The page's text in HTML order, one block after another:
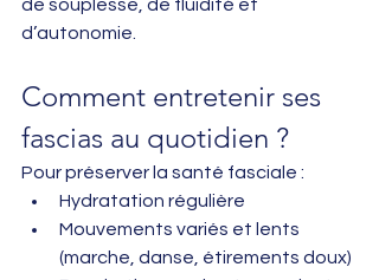
de souplesse, de fluidité et
d’autonomie.
Comment entretenir ses
fascias au quotidien ?
Pour préserver la santé fasciale :
Hydratation régulière
Mouvements variés et lents
(marche, danse, étirements doux)